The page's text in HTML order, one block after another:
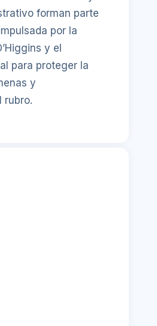
forman parte
por la
y el
para proteger la
y
rubro.